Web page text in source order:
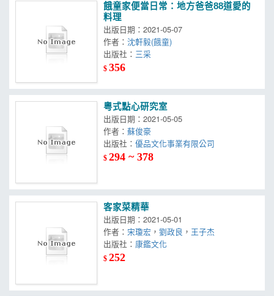
餓童家便當日常：地方爸爸88道愛的
料理
出版日期：2021-05-07
作者：沈軒毅(餓童)
出版社：
$356
粵式點心研究室
出版日期：2021-05-05
作者：蘇俊豪
出版社：
$294 ~ 378
客家菜精華
出版日期：2021-05-01
作者： 宋瓊宏 ，劉政良 ， 王子杰
出版社：
$252